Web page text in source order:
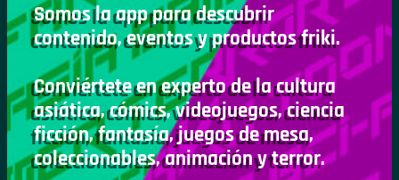
Somos la app para descubrir
contenido, eventos y productos friki.
Conviértete en experto de la cultura
asiática, cómics, videojuegos, ciencia
ficción, fantasía, juegos de mesa,
coleccionables, animación y terror.